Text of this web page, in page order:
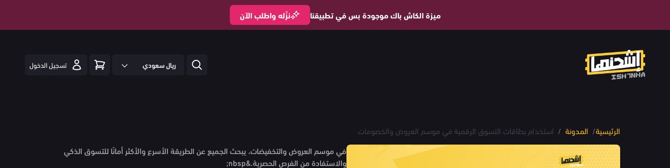
ميزة الكاش باك موجودة بس في تطبيقنا نزّله واطلب الآن
ريال سعودي تسجيل الدخول
الرئيسية/ المدونة / استخدام بطاقات التسوق الرقمية في موسم العروض والخصومات
في موسم العروض والتخفيضات، يبحث الجميع عن الطريقة الأسرع والأكثر أمانًا للتسوق الذكي
والاستفادة من الفرص الحصرية.&nbsp;